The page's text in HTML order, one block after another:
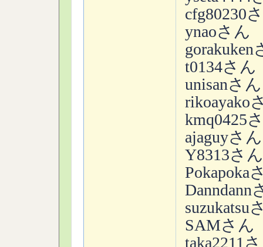
cfg80230
ynaoさん
gorakuken
t0134さん
unisanさん
rikoayako
kmq0425
ajaguyさん
Y8313さん
Pokapoka
Danndann
suzukatsu
SAMさん
taka2211